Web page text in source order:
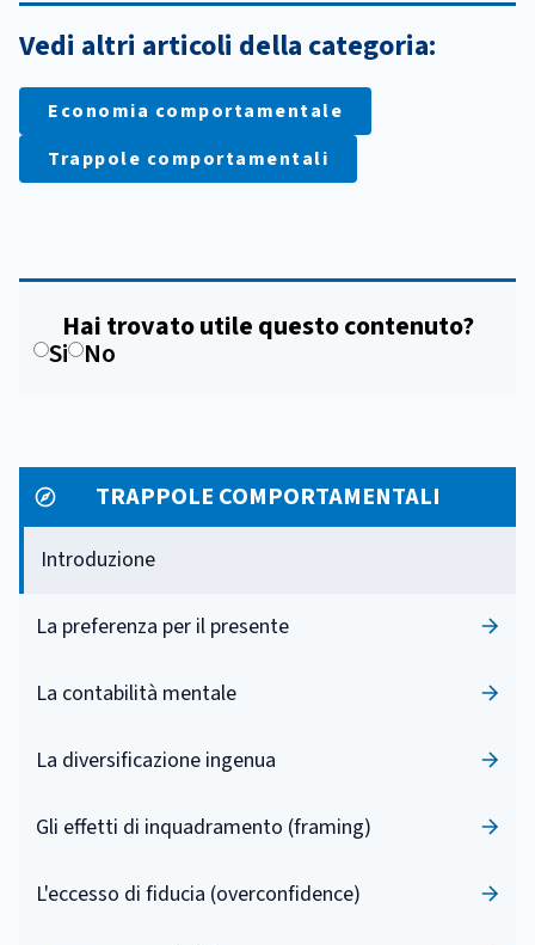
Vedi altri articoli della categoria:
Economia comportamentale
Trappole comportamentali
Hai trovato utile questo contenuto?
Si No
TRAPPOLE COMPORTAMENTALI
Introduzione
La preferenza per il presente
La contabilità mentale
La diversificazione ingenua
Gli effetti di inquadramento (framing)
L'eccesso di fiducia (overconfidence)